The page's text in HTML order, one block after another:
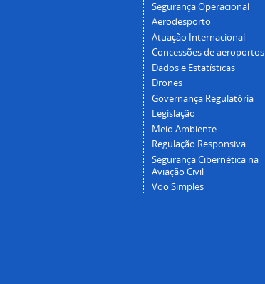
Segurança Operacional
Aerodesporto
Atuação Internacional
Concessões de aeroportos
Dados e Estatísticas
Drones
Governança Regulatória
Legislação
Meio Ambiente
Regulação Responsiva
Segurança Cibernética na
Aviação Civil
Voo Simples